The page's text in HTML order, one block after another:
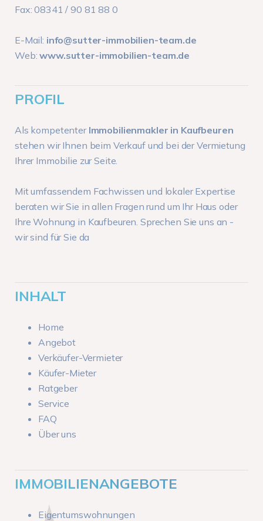
Fax: 08341 / 90 81 88 0
E-Mail: info@sutter-immobilien-team.de
Web:www.sutter-immobilien-team.de
PROFIL
Als kompetenter Immobilienmakler in Kaufbeuren
stehen wir Ihnen beim Verkauf und bei der Vermietung
Ihrer Immobilie zur Seite.
Mit umfassendem Fachwissen und lokaler Expertise
beraten wir Sie in allen Fragen rund um Ihr Haus oder
Ihre Wohnung in Kaufbeuren. Sprechen Sie uns an -
wir sind für Sie da
INHALT
Home
Angebot
Verkäufer-Vermieter
Käufer-Mieter
Ratgeber
Service
FAQ
Über uns
IMMOBILIENANGEBOTE
Eigentumswohnungen